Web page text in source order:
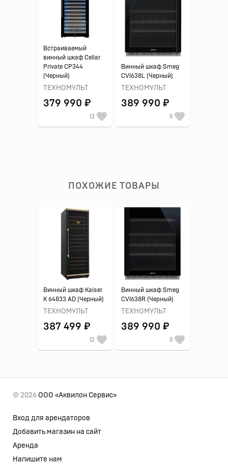
Встраиваемый
винный шкаф Cellar
Private CP344
(Черный)
ТЕХНОМУЛЬТ
379 990 ₽
13
Винный шкаф Smeg
CVI638L (Черный)
ТЕХНОМУЛЬТ
389 990 ₽
11
ПОХОЖИЕ ТОВАРЫ
Винный шкаф Kaiser
K 64833 AD (Черный)
ТЕХНОМУЛЬТ
387 499 ₽
12
Винный шкаф Smeg
CVI638R (Черный)
ТЕХНОМУЛЬТ
389 990 ₽
11
© 2026 ООО «Аквилон Сервис»
Вход для арендаторов
Добавить магазин на сайт
Аренда
Напишите нам